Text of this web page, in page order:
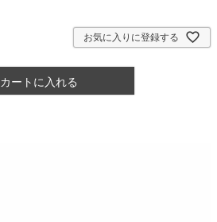
お気に入りに登録する
カートに入れる